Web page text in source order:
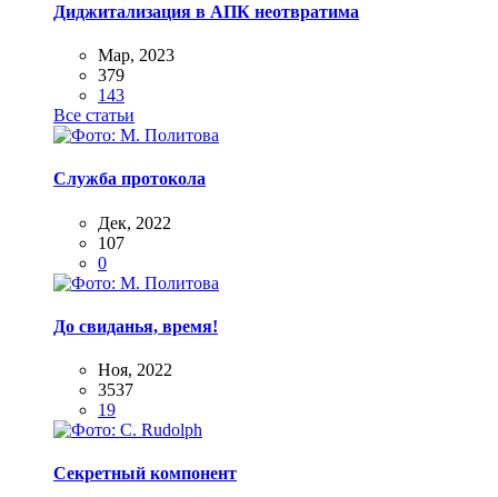
Диджитализация в АПК неотвратима
Мар, 2023
379
143
Все статьи
Служба протокола
Дек, 2022
107
0
До свиданья, время!
Ноя, 2022
3537
19
Секретный компонент